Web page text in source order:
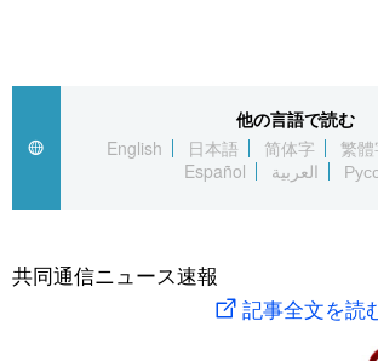
社会
旅と暮らし
社会
文化
科学・技術
暮らし
他の言語で読む
English
日本語 简体字 繁
Español
العربية
共同通信ニュース速報
記事全文を読